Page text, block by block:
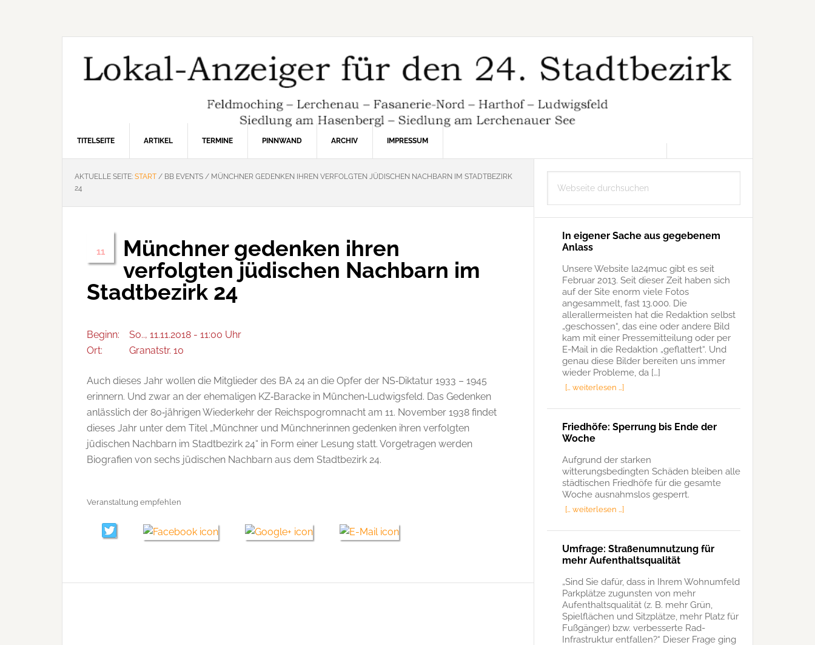
TITELSEITE ARTIKEL TERMINE PINNWAND ARCHIV IMPRESSUM
AKTUELLE SEITE: START / BB EVENTS / MÜNCHNER GEDENKEN IHREN VERFOLGTEN JÜDISCHEN NACHBARN IM STADTBEZIRK
24
11
Münchner gedenken ihren
verfolgten jüdischen Nachbarn im
Stadtbezirk 24
Beginn:
So.., 11.11.2018 - 11:00 Uhr
Ort:
Granatstr. 10
Auch dieses Jahr wollen die Mitglieder des BA 24 an die Opfer der NS‐Diktatur 1933 – 1945
erinnern. Und zwar an der ehemaligen KZ‐Baracke in München‐Ludwigsfeld. Das Gedenken
anlässlich der 80‐jährigen Wiederkehr der Reichspogromnacht am 11. November 1938 findet
dieses Jahr unter dem Titel „Münchner und Münchnerinnen gedenken ihren verfolgten
jüdischen Nachbarn im Stadtbezirk 24“ in Form einer Lesung statt. Vorgetragen werden
Biografien von sechs jüdischen Nachbarn aus dem Stadtbezirk 24.
Veranstaltung empfehlen
Seitenspalte
durchsuchen
In eigener Sache aus gegebenem
Anlass
Unsere Website la24muc gibt es seit
Februar 2013. Seit dieser Zeit haben sich
auf der Site enorm viele Fotos
angesammelt, fast 13.000. Die
allerallermeisten hat die Redaktion selbst
„geschossen“, das eine oder andere Bild
kam mit einer Pressemitteilung oder per
E-Mail in die Redaktion „geflattert“. Und
genau diese Bilder bereiten uns immer
wieder Probleme, da […]
[… weiterlesen …]
Friedhöfe: Sperrung bis Ende der
Woche
Aufgrund der starken
witterungsbedingten Schäden bleiben alle
städtischen Friedhöfe für die gesamte
Woche ausnahmslos gesperrt.
[… weiterlesen …]
Umfrage: Straßenumnutzung für
mehr Aufenthaltsqualität
„Sind Sie dafür, dass in Ihrem Wohnumfeld
Parkplätze zugunsten von mehr
Aufenthaltsqualität (z. B. mehr Grün,
Spielflächen und Sitzplätze, mehr Platz für
Fußgänger) bzw. verbesserte Rad-
Infrastruktur entfallen?“ Dieser Frage ging